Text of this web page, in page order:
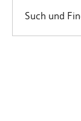
Such und